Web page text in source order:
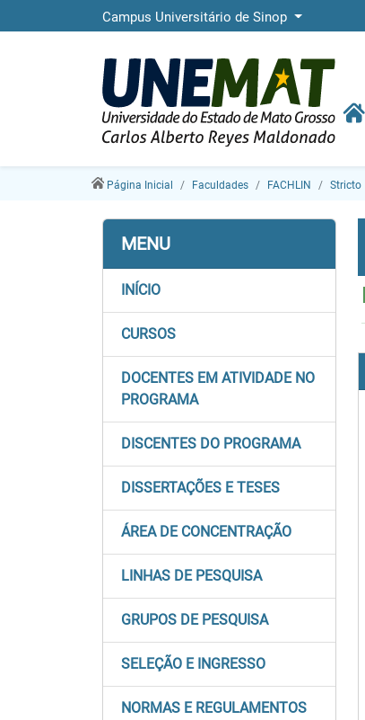
Campus Universitário de Sinop
Página Inicial Faculdades FACHLIN Stricto
MENU
INÍCIO
CURSOS
DOCENTES EM ATIVIDADE NO
PROGRAMA
DISCENTES DO PROGRAMA
DISSERTAÇÕES E TESES
ÁREA DE CONCENTRAÇÃO
LINHAS DE PESQUISA
GRUPOS DE PESQUISA
SELEÇÃO E INGRESSO
NORMAS E REGULAMENTOS